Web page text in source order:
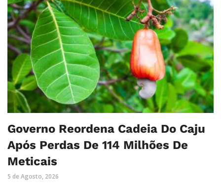
Governo Reordena Cadeia Do Caju
Após Perdas De 114 Milhões De
Meticais
5 de Agosto, 2026